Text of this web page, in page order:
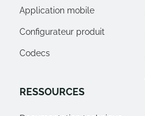
Application mobile
Configurateur produit
Codecs
RESSOURCES